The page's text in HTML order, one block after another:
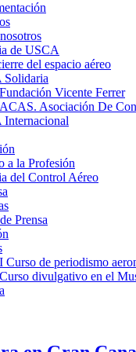
de USCA
del espacio aéreo
Solidaria
Fundación Vicente Ferrer
ACAS. Asociación De
Internacional
a la Profesión
del Control Aéreo
Prensa
I Curso de periodismo
Curso divulgativo en el